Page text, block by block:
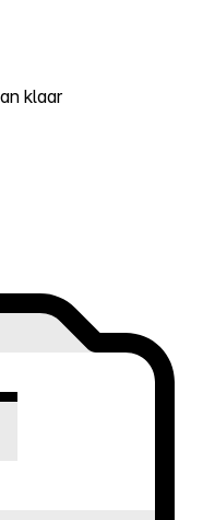
klaar